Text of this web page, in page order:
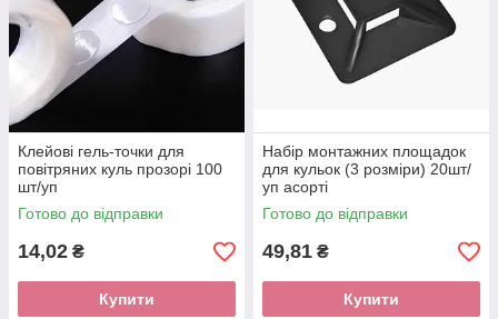
Клейові гель-точки для
повітряних куль прозорі 100
шт/уп
Готово до відправки
14,02 ₴
Купити
Набір монтажних площадок
для кульок (3 розміри) 20шт/
уп асорті
Готово до відправки
49,81 ₴
Купити